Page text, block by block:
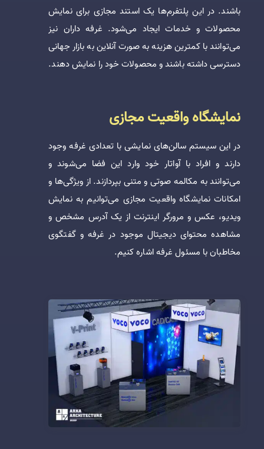
باشند. در این پلتفرم‌ها یک استند مجازی برای نمایش
محصولات و خدمات ایجاد می‌شود. غرفه داران نیز
می‌توانند با کمترین هزینه به صورت آنلاین به بازار جهانی
دسترسی داشته باشند و محصولات خود را نمایش دهند.
نمایشگاه واقعیت مجازی
در این سیستم سالن‌های نمایشی با تعدادی غرفه وجود
دارند و افراد با آواتار خود وارد این فضا می‌شوند و
می‌توانند به مکالمه صوتی و متنی بپردازند. از ویژگی‌ها و
امکانات نمایشگاه واقعیت مجازی می‌توانیم به نمایش
ویدیو، عکس و مرورگر اینترنت از یک آدرس مشخص و
مشاهده محتوای دیجیتال موجود در غرفه و گفتگوی
مخاطبان با مسئول غرفه اشاره کنیم.